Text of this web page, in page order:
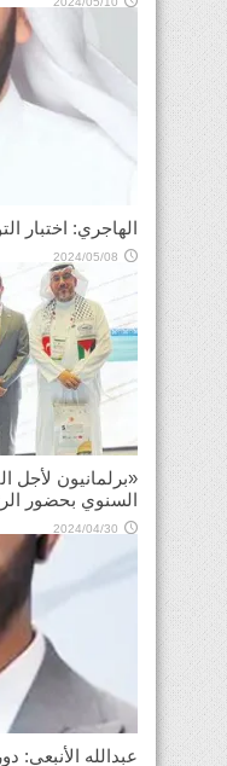
الهاجري: اختبار
2024/05/08
«برلمانيون لأجل
السنوي بحضور
2024/04/30
عبدالله